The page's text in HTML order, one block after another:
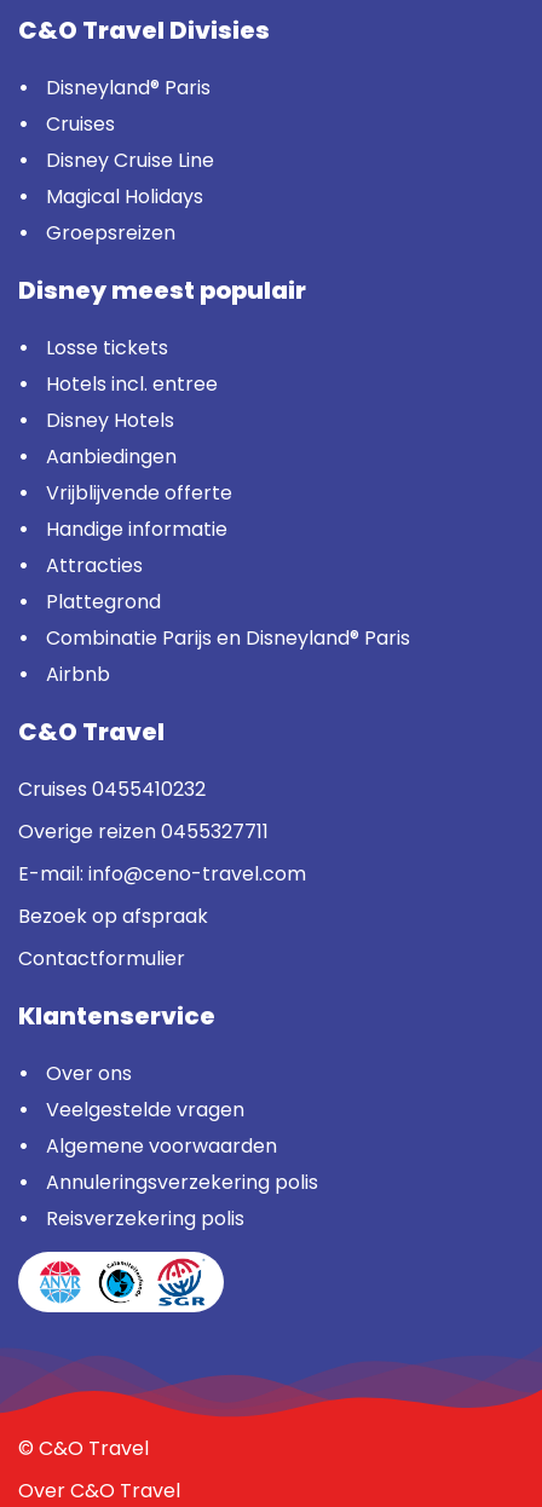
C&O Travel Divisies
Disneyland® Paris
Cruises
Disney Cruise Line
Magical Holidays
Groepsreizen
Disney meest populair
Losse tickets
Hotels incl. entree
Disney Hotels
Aanbiedingen
Vrijblijvende offerte
Handige informatie
Attracties
Plattegrond
Combinatie Parijs en Disneyland® Paris
Airbnb
C&O Travel
Cruises 0455410232
Overige reizen0455327711
E-mail: info@ceno-travel.com
Bezoek op afspraak
Contactformulier
Klantenservice
Over ons
Veelgestelde vragen
Algemene voorwaarden
Annuleringsverzekering polis
Reisverzekering polis
© C&O Travel
Over C&O Travel